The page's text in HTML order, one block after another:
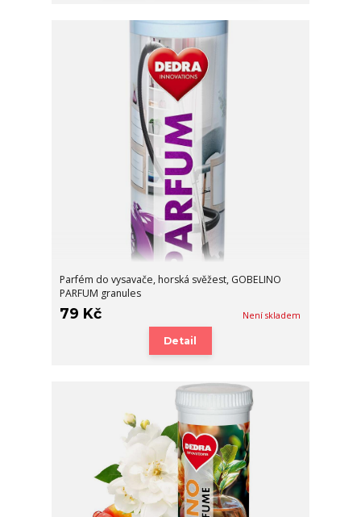
Parfém do vysavače, horská svěžest, GOBELINO
PARFUM granules
79 Kč Není skladem
Detail